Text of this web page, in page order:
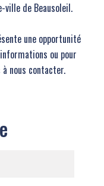
ville de Beausoleil.
une opportunité
ou pour
nous contacter.